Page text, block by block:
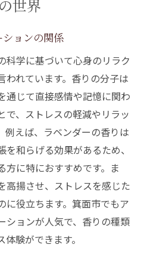
世界
ョンの関係
科学に基づいて心身のリラク
われています。香りの分子は
通じて直接感情や記憶に関わ
で、ストレスの軽減やリラッ
例えば、ラベンダーの香りは
和らげる効果があるため、
方に特におすすめです。ま
高揚させ、ストレスを感じた
に役立ちます。箕面市でもア
ションが人気で、香りの種類
験ができます。